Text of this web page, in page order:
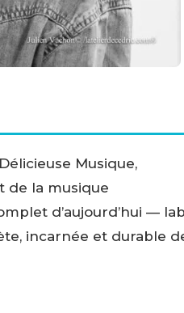
Musique,
de la musique
d’aujourd’hui —
incarnée et durable